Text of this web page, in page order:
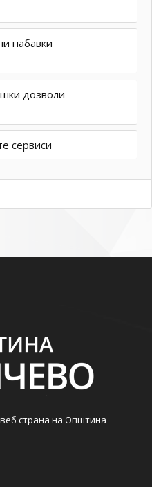
набавки
дозволи
сервиси
страна на Општина